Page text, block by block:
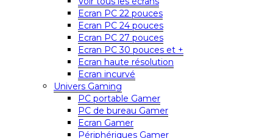
Ecran PC 22 pouces
Ecran PC 24 pouces
Ecran PC 27 pouces
Ecran PC 30 pouces et +
Ecran haute résolution
Ecran incurvé
Univers Gaming
PC portable Gamer
PC de bureau Gamer
Ecran Gamer
Périphériques Gamer